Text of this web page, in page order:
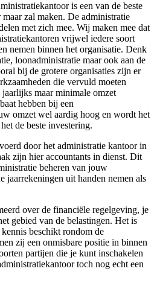
is een van de beste
zal maken. De administratie
met zich mee. Wij maken mee dat
vrijwel iedere soort
nemen binnen het organisatie. Denk
loonadministratie maar ook aan de
bij de grotere organisaties zijn er
die vervuld moeten
maar minimale omzet
hebben bij een
omzet wel aardig hoog en wordt het
de beste investering.
door het administratie kantoor in
zijn hier accountants in dienst. Dit
beheren van jouw
jaarrekeningen uit handen nemen als
over de financiële regelgeving, je
gebied van de belastingen. Het is
beschikt rondom de
zij een onmisbare positie in binnen
partijen die je kunt inschakelen
toch nog echt een